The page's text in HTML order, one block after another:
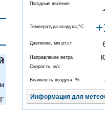
Погодные явления
Температура воздуха,°C
Давление, мм рт.ст.
Направление ветра
Скорость, м/с
Влажность воздуха, %
Информация для